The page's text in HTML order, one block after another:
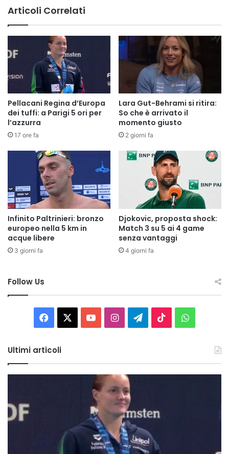
Articoli Correlati
Pellacani Regina d’Europa
dei tuffi: a Parigi 5 ori per
l’azzurra
17 ore fa
Lara Gut-Behrami si ritira:
So che è arrivato il
momento giusto
2 giorni fa
Infinito Paltrinieri: bronzo
europeo nella 5 km in
acque libere
3 giorni fa
Djokovic, proposta shock:
Match 3 su 5 ai 4 game
senza vantaggi
4 giorni fa
Follow Us
Facebook You InstagramTelegram
TikTok
Ultimi articoli